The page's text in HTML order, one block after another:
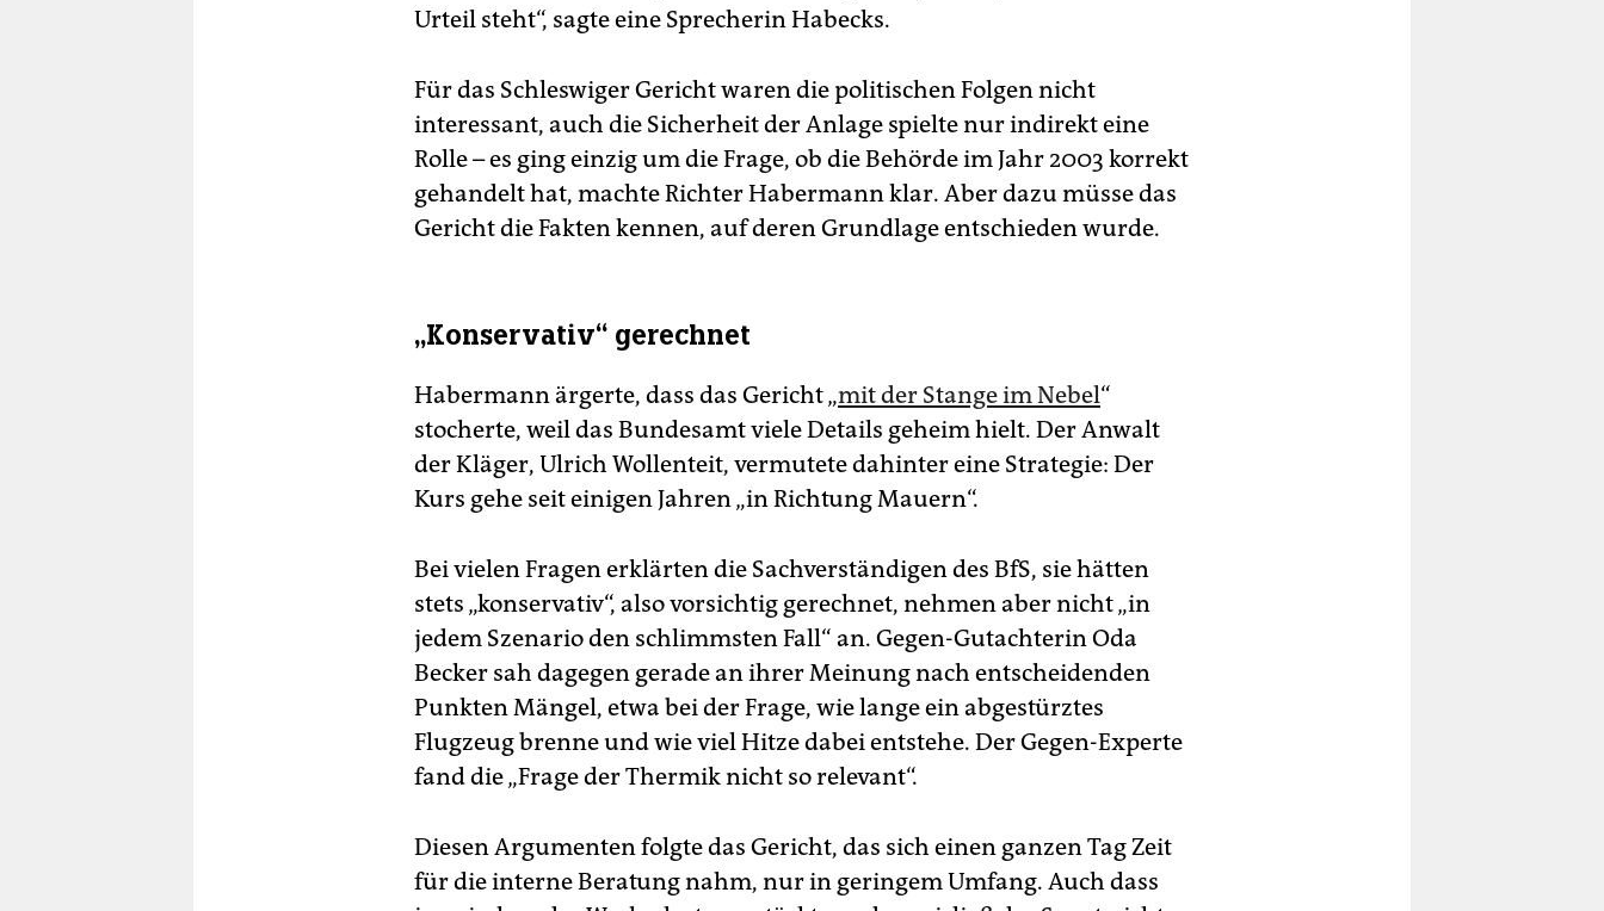
Urteil steht“, sagte eine Sprecherin Habecks.
Für das Schleswiger Gericht waren die politischen Folgen nicht
interessant, auch die Sicherheit der Anlage spielte nur indirekt eine
Rolle – es ging einzig um die Frage, ob die Behörde im Jahr 2003 korrekt
gehandelt hat, machte Richter Habermann klar. Aber dazu müsse das
Gericht die Fakten kennen, auf deren Grundlage entschieden wurde.
„Konservativ“ gerechnet
Habermann ärgerte, dass das Gericht „mit der Stange im Nebel“
stocherte, weil das Bundesamt viele Details geheim hielt. Der Anwalt
der Kläger, Ulrich Wollenteit, vermutete dahinter eine Strategie: Der
Kurs gehe seit einigen Jahren „in Richtung Mauern“.
Bei vielen Fragen erklärten die Sachverständigen des BfS, sie hätten
stets „konservativ“, also vorsichtig gerechnet, nehmen aber nicht „in
jedem Szenario den schlimmsten Fall“ an. Gegen-Gutachterin Oda
Becker sah dagegen gerade an ihrer Meinung nach entscheidenden
Punkten Mängel, etwa bei der Frage, wie lange ein abgestürztes
Flugzeug brenne und wie viel Hitze dabei entstehe. Der Gegen-Experte
fand die „Frage der Thermik nicht so relevant“.
Diesen Argumenten folgte das Gericht, das sich einen ganzen Tag Zeit
für die interne Beratung nahm, nur in geringem Umfang. Auch dass